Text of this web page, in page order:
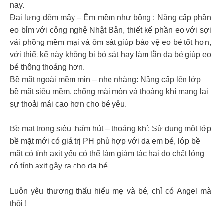
nay.
Đai lưng đệm mây – Êm mềm như bông : Nâng cấp phần
eo bỉm với công nghệ Nhật Bản, thiết kế phần eo với sợi
vải phồng mềm mại và ôm sát giúp bảo vệ eo bé tốt hơn,
với thiết kế này không bị bó sát hay làm lằn da bé giúp eo
bé thông thoáng hơn.
Bề mặt ngoài mềm mịn – nhẹ nhàng: Nâng cấp lên lớp
bề mặt siêu mềm, chống mài mòn và thoáng khí mang lại
sự thoải mái cao hơn cho bé yêu.
Bề mặt trong siêu thấm hút – thoáng khí: Sử dụng một lớp
bề mặt mới có giá trị PH phù hợp với da em bé, lớp bề
mặt có tính axit yếu có thể làm giảm tác hại do chất lỏng
có tính axit gây ra cho da bé.
Luôn yêu thương thấu hiểu mẹ và bé, chỉ có Angel mà
thôi !